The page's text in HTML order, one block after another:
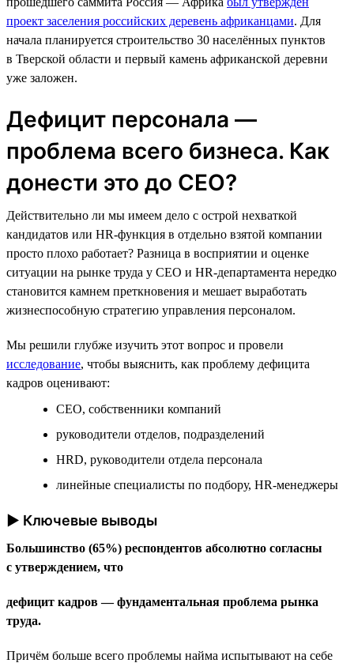
проект заселения российских деревень африканцами. Для
начала планируется строительство 30 населённых пунктов
в Тверской области и первый камень африканской деревни
уже заложен.
Дефицит персонала —
проблема всего бизнеса. Как
донести это до CEO?
Действительно ли мы имеем дело с острой нехваткой
кандидатов или HR-функция в отдельно взятой компании
просто плохо работает? Разница в восприятии и оценке
ситуации на рынке труда у CEO и HR-департамента нередко
становится камнем преткновения и мешает выработать
жизнеспособную стратегию управления персоналом.
Мы решили глубже изучить этот вопрос и провели
исследование, чтобы выяснить, как проблему дефицита
кадров оценивают:
CEO, собственники компаний
руководители отделов, подразделений
HRD, руководители отдела персонала
линейные специалисты по подбору, HR-менеджеры
► Ключевые выводы
Большинство (65%) респондентов абсолютно согласны
с утверждением, что
дефицит кадров — фундаментальная проблема рынка
труда.
Причём больше всего проблемы найма испытывают на себе